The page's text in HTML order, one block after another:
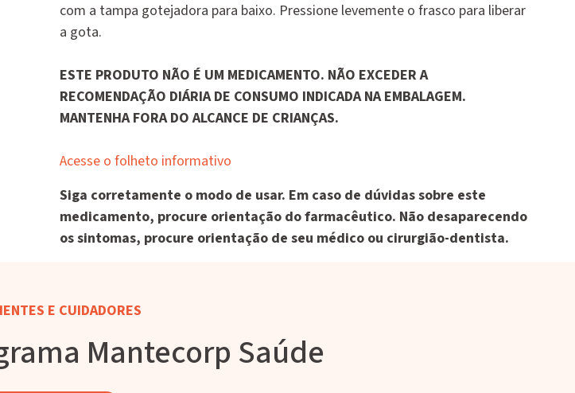
com a tampa gotejadora para baixo. Pressione levemente o frasco para liberar
a gota.
ESTE PRODUTO NÃO É UM MEDICAMENTO. NÃO EXCEDER A
RECOMENDAÇÃO DIÁRIA DE CONSUMO INDICADA NA EMBALAGEM.
MANTENHA FORA DO ALCANCE DE CRIANÇAS.
Acesse o folheto informativo
Siga corretamente o modo de usar. Em caso de dúvidas sobre este
medicamento, procure orientação do farmacêutico. Não desaparecendo
os sintomas, procure orientação de seu médico ou cirurgião-dentista.
E CUIDADORES
Mantecorp Saúde